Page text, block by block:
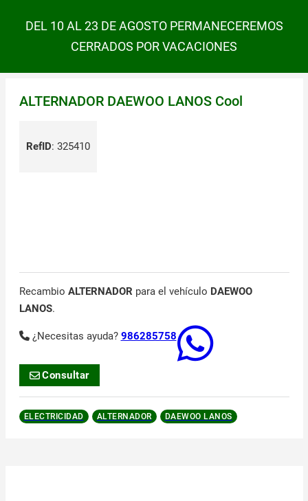
DEL 10 AL 23 DE AGOSTO PERMANECEREMOS
CERRADOS POR VACACIONES
ALTERNADOR DAEWOO LANOS Cool
RefID: 325410
Recambio ALTERNADOR para el vehículo DAEWOO
LANOS.
¿Necesitas ayuda? 986285758
Consultar
ELECTRICIDAD ALTERNADOR DAEWOO LANOS